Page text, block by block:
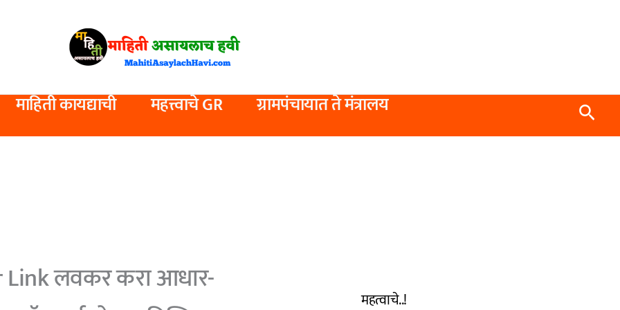
माहिती कायद्याची महत्त्वाचे GR ग्रामपंचायात ते मंत्रालय
Link लवकर करा आधार-
महत्वाचे..!